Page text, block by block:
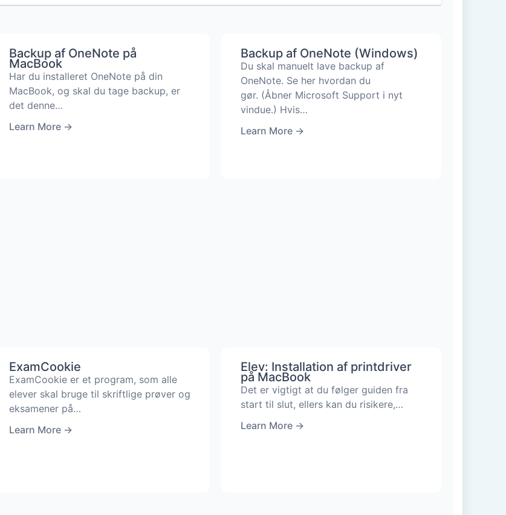
Backup af OneNote på
MacBook
Har du installeret OneNote på din
MacBook, og skal du tage backup, er
det denne…
Learn More →
Backup af OneNote (Windows)
Du skal manuelt lave backup af
OneNote. Se her hvordan du
gør. (Åbner Microsoft Support i nyt
vindue.) Hvis…
Learn More →
ExamCookie
ExamCookie er et program, som alle
elever skal bruge til skriftlige prøver og
eksamener på…
Learn More →
Elev: Installation af printdriver
på MacBook
Det er vigtigt at du følger guiden fra
start til slut, ellers kan du risikere,…
Learn More →